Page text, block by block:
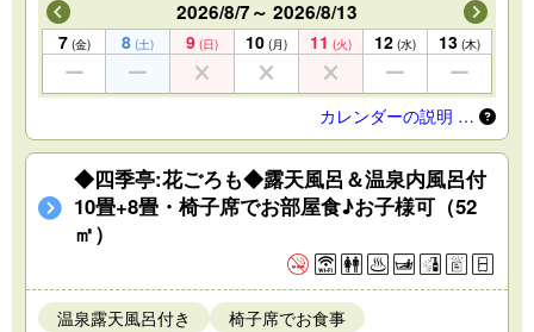
2026/8/7～ 2026/8/13
7 (金) 8 (土) 9 (日) 10 (月) 11 (火) 12 (水) 13 (木)
カレンダーの説明 …
◆四季亭:花ごろも◆露天風呂＆温泉内風呂付
10畳+8畳・椅子席でお部屋食♪お子様可（52
㎡）
温泉露天風呂付き
椅子席でお食事